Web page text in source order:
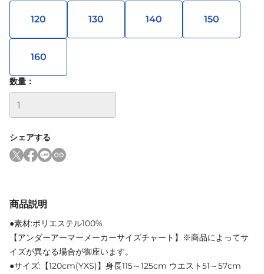
120 130 140 150
160
数量：
シェアする
商品説明
●素材:ポリエステル100%
【アンダーアーマーメーカーサイズチャート】※商品によってサ
イズが異なる場合が御座います。
●サイズ:【120cm(YXS)】身長115～125cm ウエスト51～57cm